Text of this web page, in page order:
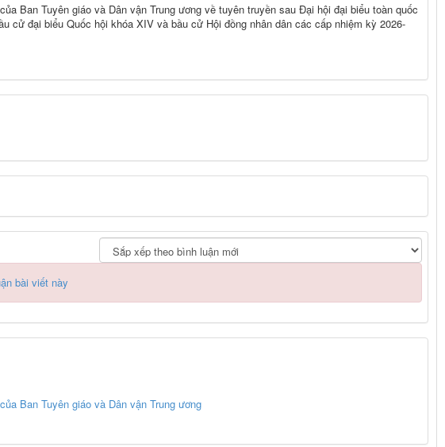
Ban Tuyên giáo và Dân vận Trung ương về tuyên truyền sau Đại hội đại biểu toàn quốc
cử đại biểu Quốc hội khóa XIV và bầu cử Hội đồng nhân dân các cấp nhiệm kỳ 2026-
bài viết này
Ban Tuyên giáo và Dân vận Trung ương